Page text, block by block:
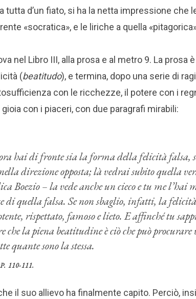
tutta d’un fiato, si ha la netta impressione che
«socratica», e le liriche a quella
nel Libro III, alla prosa e al metro 9. La prosa
(beatitudo), e termina, dopo una serie di
con le ricchezze, il potere con i
con i piaceri, con due paragrafi mirabili:
hai di fronte sia la forma della felicità falsa,
direzione opposta; là vedrai subito quella
Boezio – la vede anche un cieco e tu me l’hai
di quella falsa. Se non sbaglio, infatti, la
rispettato, famoso e lieto. E affinché tu
che la piena beatitudine è ciò che può
quante sono la stessa.
110-111.
il suo allievo ha finalmente capito. Perciò,